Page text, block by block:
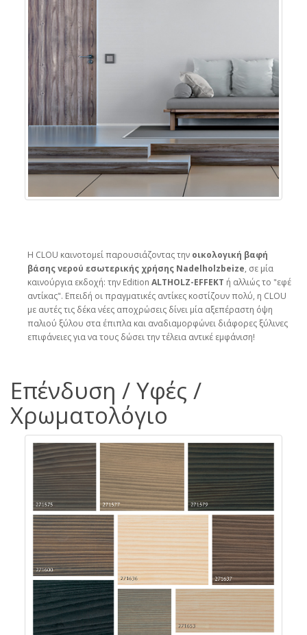
Η CLOU καινοτομεί παρουσιάζοντας την οικολογική βαφή
βάσης νερού εσωτερικής χρήσης Nadelholzbeize, σε μία
καινούργια εκδοχή: την Edition ALTHOLZ-EFFEKT ή αλλιώς το "εφέ
αντίκας". Επειδή οι πραγματικές αντίκες κοστίζουν πολύ, η CLOU
με αυτές τις δέκα νέες αποχρώσεις δίνει μία αξεπέραστη όψη
παλιού ξύλου στα έπιπλα και αναδιαμορφώνει διάφορες ξύλινες
επιφάνειες για να τους δώσει την τέλεια αντικέ εμφάνιση!
Επένδυση / Υφές /
Χρωματολόγιο